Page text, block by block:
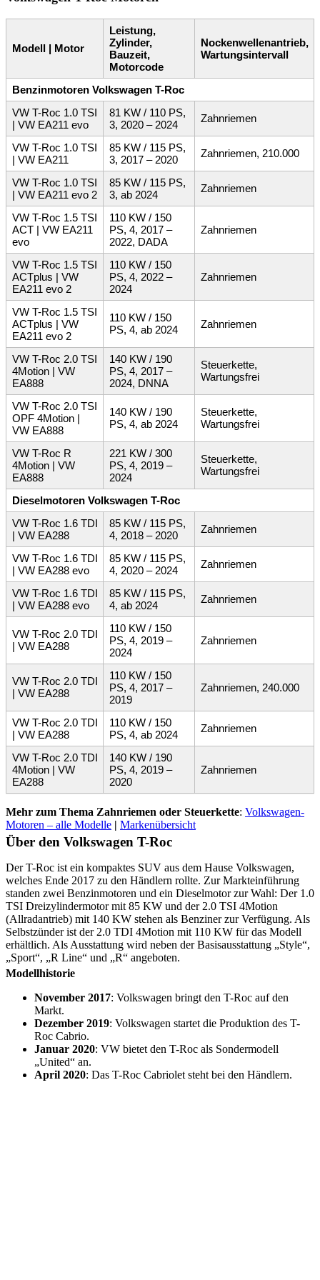
Modell | Motor
Leistung,
Zylinder,
Bauzeit,
Motorcode
Nockenwellenantrieb,
Wartungsintervall
Benzinmotoren Volkswagen T-Roc
VW T-Roc 1.0 TSI
| VW EA211 evo
81 KW / 110 PS,
3, 2020 – 2024
Zahnriemen
VW T-Roc 1.0 TSI
| VW EA211
85 KW / 115 PS,
3, 2017 – 2020
Zahnriemen, 210.000
VW T-Roc 1.0 TSI
| VW EA211 evo 2
85 KW / 115 PS,
3, ab 2024
Zahnriemen
VW T-Roc 1.5 TSI
ACT | VW EA211
evo
110 KW / 150
PS, 4, 2017 –
2022, DADA
Zahnriemen
VW T-Roc 1.5 TSI
ACTplus | VW
EA211 evo 2
110 KW / 150
PS, 4, 2022 –
2024
Zahnriemen
VW T-Roc 1.5 TSI
ACTplus | VW
EA211 evo 2
110 KW / 150
PS, 4, ab 2024
Zahnriemen
VW T-Roc 2.0 TSI
4Motion | VW
EA888
140 KW / 190
PS, 4, 2017 –
2024, DNNA
Steuerkette,
Wartungsfrei
VW T-Roc 2.0 TSI
OPF 4Motion |
VW EA888
140 KW / 190
PS, 4, ab 2024
Steuerkette,
Wartungsfrei
VW T-Roc R
4Motion | VW
EA888
221 KW / 300
PS, 4, 2019 –
2024
Steuerkette,
Wartungsfrei
Dieselmotoren Volkswagen T-Roc
VW T-Roc 1.6 TDI
| VW EA288
85 KW / 115 PS,
4, 2018 – 2020
Zahnriemen
VW T-Roc 1.6 TDI
| VW EA288 evo
85 KW / 115 PS,
4, 2020 – 2024
Zahnriemen
VW T-Roc 1.6 TDI
| VW EA288 evo
85 KW / 115 PS,
4, ab 2024
Zahnriemen
VW T-Roc 2.0 TDI
| VW EA288
110 KW / 150
PS, 4, 2019 –
2024
Zahnriemen
VW T-Roc 2.0 TDI
| VW EA288
110 KW / 150
PS, 4, 2017 –
2019
Zahnriemen, 240.000
VW T-Roc 2.0 TDI
| VW EA288
110 KW / 150
PS, 4, ab 2024
Zahnriemen
VW T-Roc 2.0 TDI
4Motion | VW
EA288
140 KW / 190
PS, 4, 2019 –
2020
Zahnriemen
Mehr zum Thema Zahnriemen oder Steuerkette: Volkswagen-
Motoren – alle Modelle | Markenübersicht
Über den Volkswagen T-Roc
Der T-Roc ist ein kompaktes SUV aus dem Hause Volkswagen,
welches Ende 2017 zu den Händlern rollte. Zur Markteinführung
standen zwei Benzinmotoren und ein Dieselmotor zur Wahl: Der 1.0
TSI Dreizylindermotor mit 85 KW und der 2.0 TSI 4Motion
(Allradantrieb) mit 140 KW stehen als Benziner zur Verfügung. Als
Selbstzünder ist der 2.0 TDI 4Motion mit 110 KW für das Modell
erhältlich. Als Ausstattung wird neben der Basisausstattung „Style“,
„Sport“, „R Line“ und „R“ angeboten.
Modellhistorie
November 2017: Volkswagen bringt den T-Roc auf den
Markt.
Dezember 2019: Volkswagen startet die Produktion des T-
Roc Cabrio.
Januar 2020: VW bietet den T-Roc als Sondermodell
„United“ an.
April 2020: Das T-Roc Cabriolet steht bei den Händlern.